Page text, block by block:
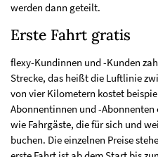
werden dann geteilt.
Erste Fahrt gratis
flexy-Kundinnen und -Kunden
Strecke, das heißt die Luftlinie
von vier Kilometern kostet
Abonnentinnen und -
wie Fahrgäste, die für sich und
buchen. Die einzelnen Preise